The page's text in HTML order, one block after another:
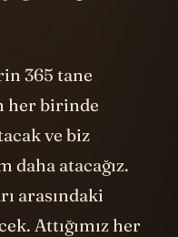
365 tane
her birinde
ve biz
daha atacağız.
arasındaki
Attığımız her